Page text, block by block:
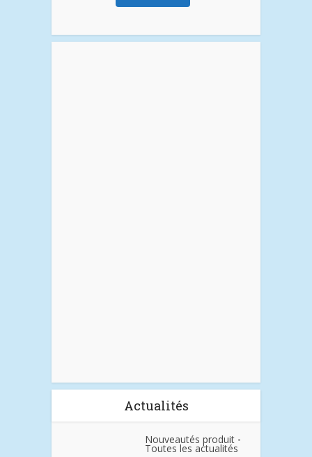
Actualités
Nouveautés produit •
Toutes les actualités